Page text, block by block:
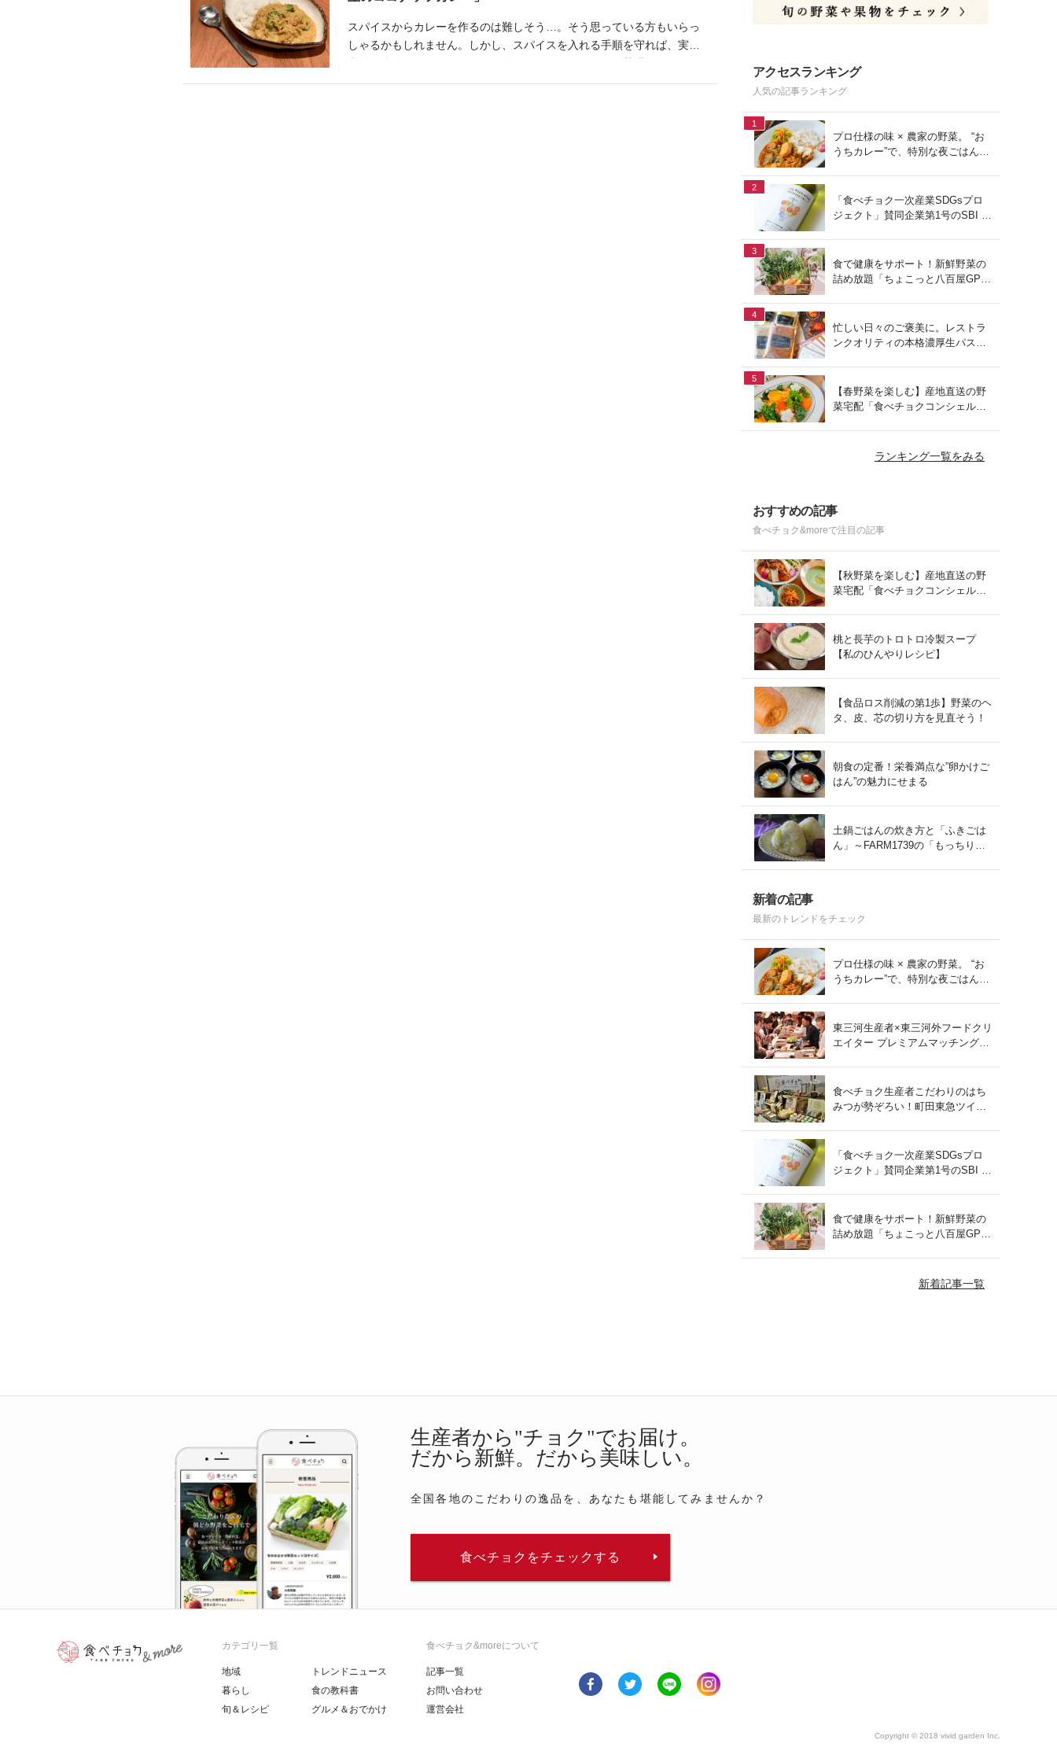
スパイスからカレーを作るのは難しそう…。そう思っている方もいらっ
しゃるかもしれません。しかし、スパイスを入れる手順を守れば、実は
ッツミルクを用いた簡単レシピをご紹介します。
アクセスランキング
人気の記事ランキング
1
プロ仕様の味 × 農家の野菜。 “お
うちカレー”で、特別な夜ごはん
2
「食べチョク一次産業SDGsプロ
ジェクト」賛同企業第1号のSBI F
3
食で健康をサポート！新鮮野菜の
詰め放題「ちょこっと八百屋GP
4
忙しい日々のご褒美に。レストラ
ンクオリティの本格濃厚生パスタ
5
【春野菜を楽しむ】産地直送の野
菜宅配「食べチョクコンシェルジ
ランキング一覧をみる
おすすめの記事
食べチョク&moreで注目の記事
【秋野菜を楽しむ】産地直送の野
菜宅配「食べチョクコンシェルジ
桃と長芋のトロトロ冷製スープ
【私のひんやりレシピ】
【食品ロス削減の第1歩】野菜のヘ
タ、皮、芯の切り方を見直そう！
朝食の定番！栄養満点な”卵かけご
はん”の魅力にせまる
土鍋ごはんの炊き方と「ふきごは
ん」～FARM1739の「もっちりコ
新着の記事
最新のトレンドをチェック
プロ仕様の味 × 農家の野菜。 “お
うちカレー”で、特別な夜ごはん
東三河生産者×東三河外フードクリ
エイター プレミアムマッチング会
食べチョク生産者こだわりのはち
みつが勢ぞろい！町田東急ツイン
「食べチョク一次産業SDGsプロ
ジェクト」賛同企業第1号のSBI F
食で健康をサポート！新鮮野菜の
詰め放題「ちょこっと八百屋GP
新着記事一覧
生産者から"チョク"でお届け。
だから新鮮。だから美味しい。
全国各地のこだわりの逸品を、あなたも堪能してみませんか？
食べチョクをチェックする
カテゴリ一覧
地域
暮らし
旬＆レシピ
トレンドニュース
食の教科書
グルメ＆おでかけ
食べチョク&moreについて
記事一覧
お問い合わせ
運営会社
Copyright © 2018 vivid garden Inc.